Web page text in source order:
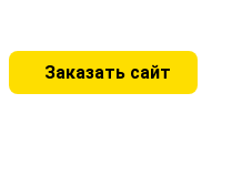
Заказать сайт